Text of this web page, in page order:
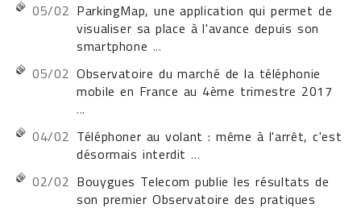
05/02 ParkingMap, une application qui permet de
visualiser sa place à l'avance depuis son
smartphone ...
05/02 Observatoire du marché de la téléphonie
mobile en France au 4ème trimestre 2017
...
04/02 Téléphoner au volant : même à l'arrêt, c'est
désormais interdit ...
02/02 Bouygues Telecom publie les résultats de
son premier Observatoire des pratiques